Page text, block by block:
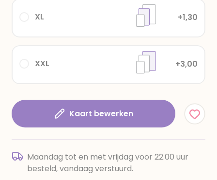
XXL +3,00
XL +1,30
Kaart bewerken
Maandag tot en met vrijdag voor 22.00 uur
besteld, vandaag verstuurd.